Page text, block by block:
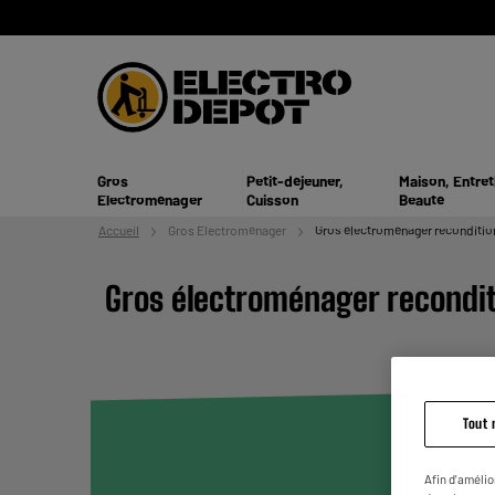
Gros
Electroménager
Petit-déjeuner,
Cuisson
Maison,
Beauté
Accueil Gros Electroménager Gros électroménager
Gros électroménager
Tout
Afin